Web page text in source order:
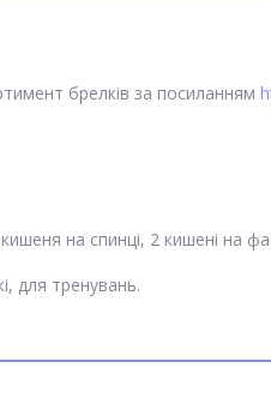
брелків за посиланням
на спинці, 2 кишені на
для тренувань.